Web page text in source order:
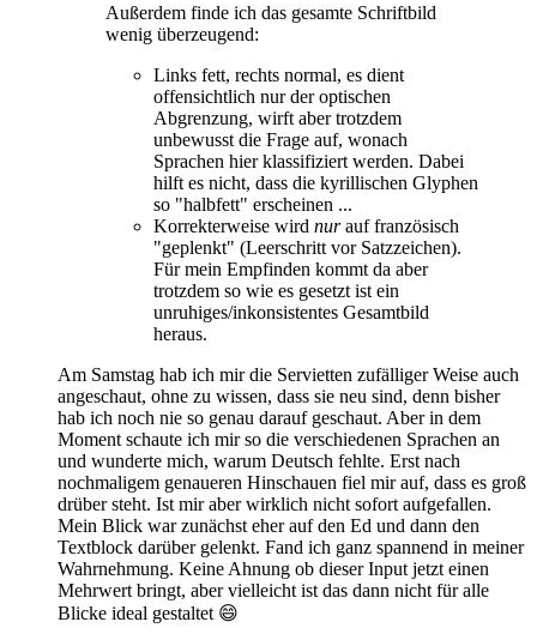
Außerdem finde ich das gesamte Schriftbild
wenig überzeugend:
Links fett, rechts normal, es dient
offensichtlich nur der optischen
Abgrenzung, wirft aber trotzdem
unbewusst die Frage auf, wonach
Sprachen hier klassifiziert werden. Dabei
hilft es nicht, dass die kyrillischen Glyphen
so "halbfett" erscheinen ...
Korrekterweise wird nurauf französisch
"geplenkt" (Leerschritt vor Satzzeichen).
Für mein Empfinden kommt da aber
trotzdem so wie es gesetzt ist ein
unruhiges/inkonsistentes Gesamtbild
heraus.
Am Samstag hab ich mir die Servietten zufälliger Weise auch
angeschaut, ohne zu wissen, dass sie neu sind, denn bisher
hab ich noch nie so genau darauf geschaut. Aber in dem
Moment schaute ich mir so die verschiedenen Sprachen an
und wunderte mich, warum Deutsch fehlte. Erst nach
nochmaligem genaueren Hinschauen fiel mir auf, dass es groß
drüber steht. Ist mir aber wirklich nicht sofort aufgefallen.
Mein Blick war zunächst eher auf den Ed und dann den
Textblock darüber gelenkt. Fand ich ganz spannend in meiner
Wahrnehmung. Keine Ahnung ob dieser Input jetzt einen
Mehrwert bringt, aber vielleicht ist das dann nicht für alle
Blicke ideal gestaltet 😄